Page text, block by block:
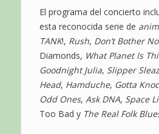
El programa del concierto
esta reconocida serie de
TANK!, Rush, Don’t Bother
Diamonds, What Planet Is
Goodnight Julia, Slipper
Head, Hamduche, Gotta
Odd Ones, Ask DNA, Space
Too Bad y The Real Folk